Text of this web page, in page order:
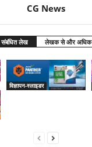
CG News
संबंधित लेख लेखक से और अधिक
विज्ञापन-स्लाइडर